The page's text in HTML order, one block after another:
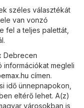
széles választékát
van vonzó
fel a teljes palettát,
Debrecen
információkat megleli
címen.
idő ünnepnapokon,
eltérő lehet. A(z)
városokban is